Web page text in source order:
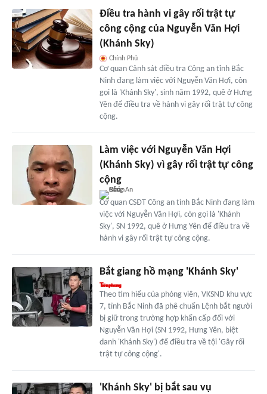
Điều tra hành vi gây rối trật tự
công cộng của Nguyễn Văn Hợi
(Khánh Sky)
Chính Phủ
Cơ quan Cảnh sát điều tra Công an tỉnh Bắc
Ninh đang làm việc với Nguyễn Văn Hợi, còn
gọi là 'Khánh Sky', sinh năm 1992, quê ở Hưng
Yên để điều tra về hành vi gây rối trật tự công
cộng.
Làm việc với Nguyễn Văn Hợi
(Khánh Sky) vì gây rối trật tự công
cộng
Cơ quan CSĐT Công an tỉnh Bắc Ninh đang làm
việc với Nguyễn Văn Hợi, còn gọi là 'Khánh
Sky', SN 1992, quê ở Hưng Yên để điều tra về
hành vi gây rối trật tự công cộng.
Bắt giang hồ mạng 'Khánh Sky'
Theo tìm hiểu của phóng viên, VKSND khu vực
7, tỉnh Bắc Ninh đã phê chuẩn Lệnh bắt người
bị giữ trong trường hợp khẩn cấp đối với
Nguyễn Văn Hợi (SN 1992, Hưng Yên, biệt
danh 'Khánh Sky') để điều tra về tội 'Gây rối
trật tự công cộng'.
'Khánh Sky' bị bắt sau vụ